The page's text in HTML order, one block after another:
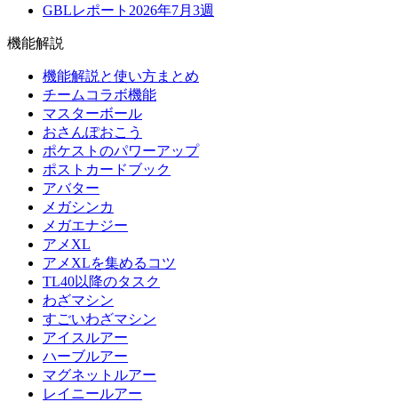
GBLレポート2026年7月3週
機能解説
機能解説と使い方まとめ
チームコラボ機能
マスターボール
おさんぽおこう
ポケストのパワーアップ
ポストカードブック
アバター
メガシンカ
メガエナジー
アメXL
アメXLを集めるコツ
TL40以降のタスク
わざマシン
すごいわざマシン
アイスルアー
ハーブルアー
マグネットルアー
レイニールアー